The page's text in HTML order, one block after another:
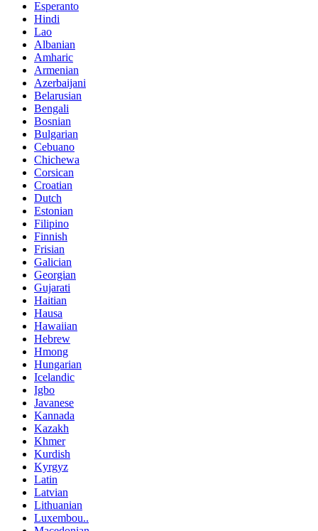
Esperanto
Hindi
Lao
Albanian
Amharic
Armenian
Azerbaijani
Belarusian
Bengali
Bosnian
Bulgarian
Cebuano
Chichewa
Corsican
Croatian
Dutch
Estonian
Filipino
Finnish
Frisian
Galician
Georgian
Gujarati
Haitian
Hausa
Hawaiian
Hebrew
Hmong
Hungarian
Icelandic
Igbo
Javanese
Kannada
Kazakh
Khmer
Kurdish
Kyrgyz
Latin
Latvian
Lithuanian
Luxembou..